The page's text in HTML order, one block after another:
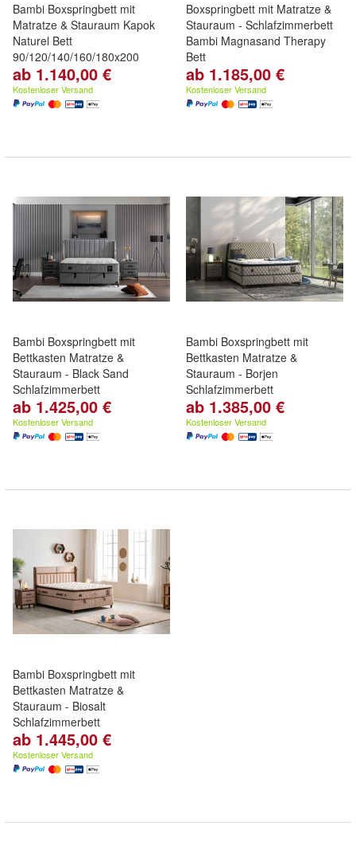
Bambi Boxspringbett mit
Matratze & Stauraum Kapok
Naturel Bett
90/120/140/160/180x200
ab 1.140,00 €
Kostenloser Versand
Boxspringbett mit Matratze &
Stauraum - Schlafzimmerbett
Bambi Magnasand Therapy
Bett
Matratze mit Topper,
Taschenfederkern, Bettkasten,
90/120/140/160/180/200x200
ab 1.185,00 €
Kostenloser Versand
Bambi Boxspringbett mit
Bettkasten Matratze &
Stauraum - Black Sand
Schlafzimmerbett
ab 1.425,00 €
Kostenloser Versand
Bambi Boxspringbett mit
Bettkasten Matratze &
Stauraum - Borjen
Schlafzimmerbett
ab 1.385,00 €
Kostenloser Versand
Bambi Boxspringbett mit
Bettkasten Matratze &
Stauraum - Biosalt
Schlafzimmerbett
ab 1.445,00 €
Kostenloser Versand